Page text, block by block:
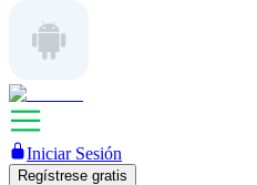
Iniciar Sesión
Regístrese gratis